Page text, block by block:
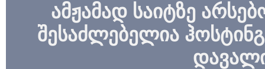
ამჟამად საიტზე
შესაძლებელია